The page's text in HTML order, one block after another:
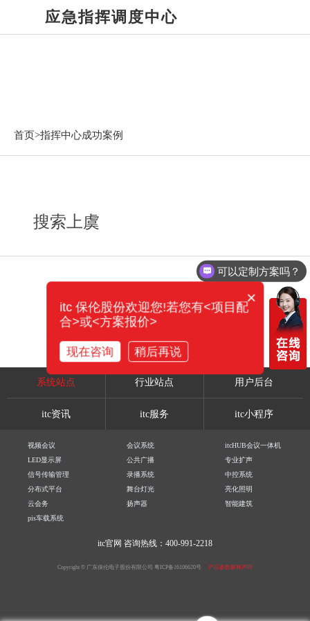
应急指挥调度中心
首页>指挥中心成功案例
搜索上虞
系统站点 行业站点 用户后台
itc资讯 itc服务 itc小程序
视频会议 会议系统
itcHUB会议一体机
LED显示屏
公共广播
专业扩声
信号传输管理
录播系统
中控系统
分布式平台
舞台灯光
亮化照明
云会务
扬声器
智能建筑
pis车载系统
itc官网 咨询热线：400-991-2218
Copyright © 广东保伦电子股份有限公司 粤ICP备16106620号 产品参数解释声明
可以定制方案吗？
×
itc 保伦股份欢迎您!若您有<项目配
合>或<方案报价>
现在咨询 稍后再说